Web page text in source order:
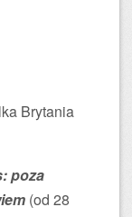
Brytania
poza
(od 28